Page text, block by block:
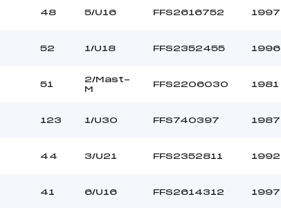
78.6300
48 5/U16 FFS2616752 1997
52 1/U18 FFS2352455 1996
51
2/Mast-
M
FFS2206030 1981
123 1/U30 FFS740397 1987
44 3/U21 FFS2352811 1992
41 6/U16 FFS2614312 1997